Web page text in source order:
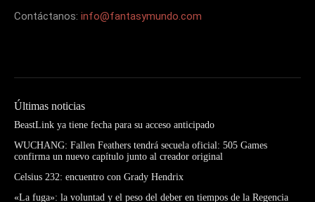
Contáctanos: info@fantasymundo.com
Últimas noticias
BeastLink ya tiene fecha para su acceso anticipado
WUCHANG: Fallen Feathers tendrá secuela oficial: 505 Games
confirma un nuevo capítulo junto al creador original
Celsius 232: encuentro con Grady Hendrix
«La fuga»: la voluntad y el peso del deber en tiempos de la Regencia